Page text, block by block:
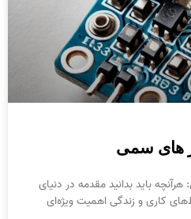
های سمی
باید بدانید مقدمه در دنیای
کاری و زندگی اهمیت ویژه‌ای